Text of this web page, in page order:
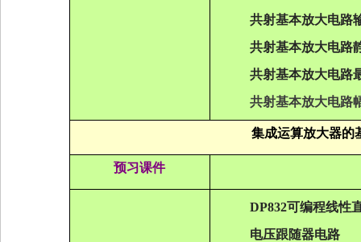
共射基本放大电路
共射基本放大电路
共射基本放大电路
共射基本放大电路
集成运算放大器的
预习课件
DP832可编程线性
电压跟随器电路